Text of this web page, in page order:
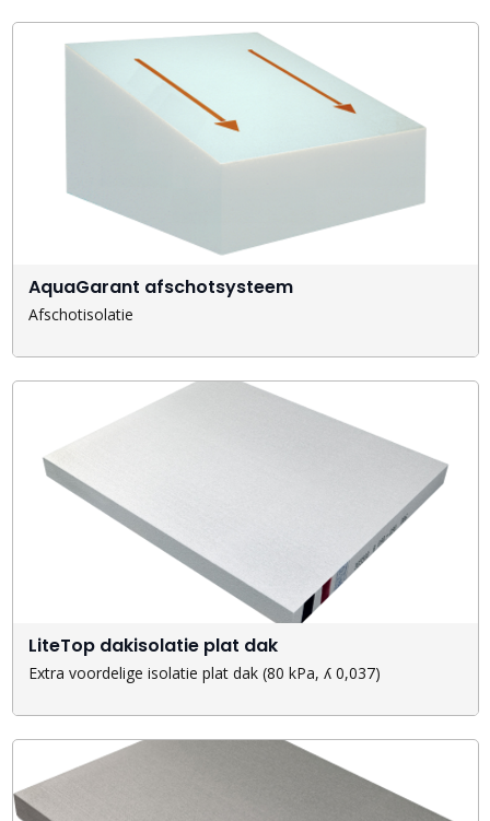
AquaGarant afschotsysteem
Afschotisolatie
LiteTop dakisolatie plat dak
Extra voordelige isolatie plat dak (80 kPa, ʎ 0,037)